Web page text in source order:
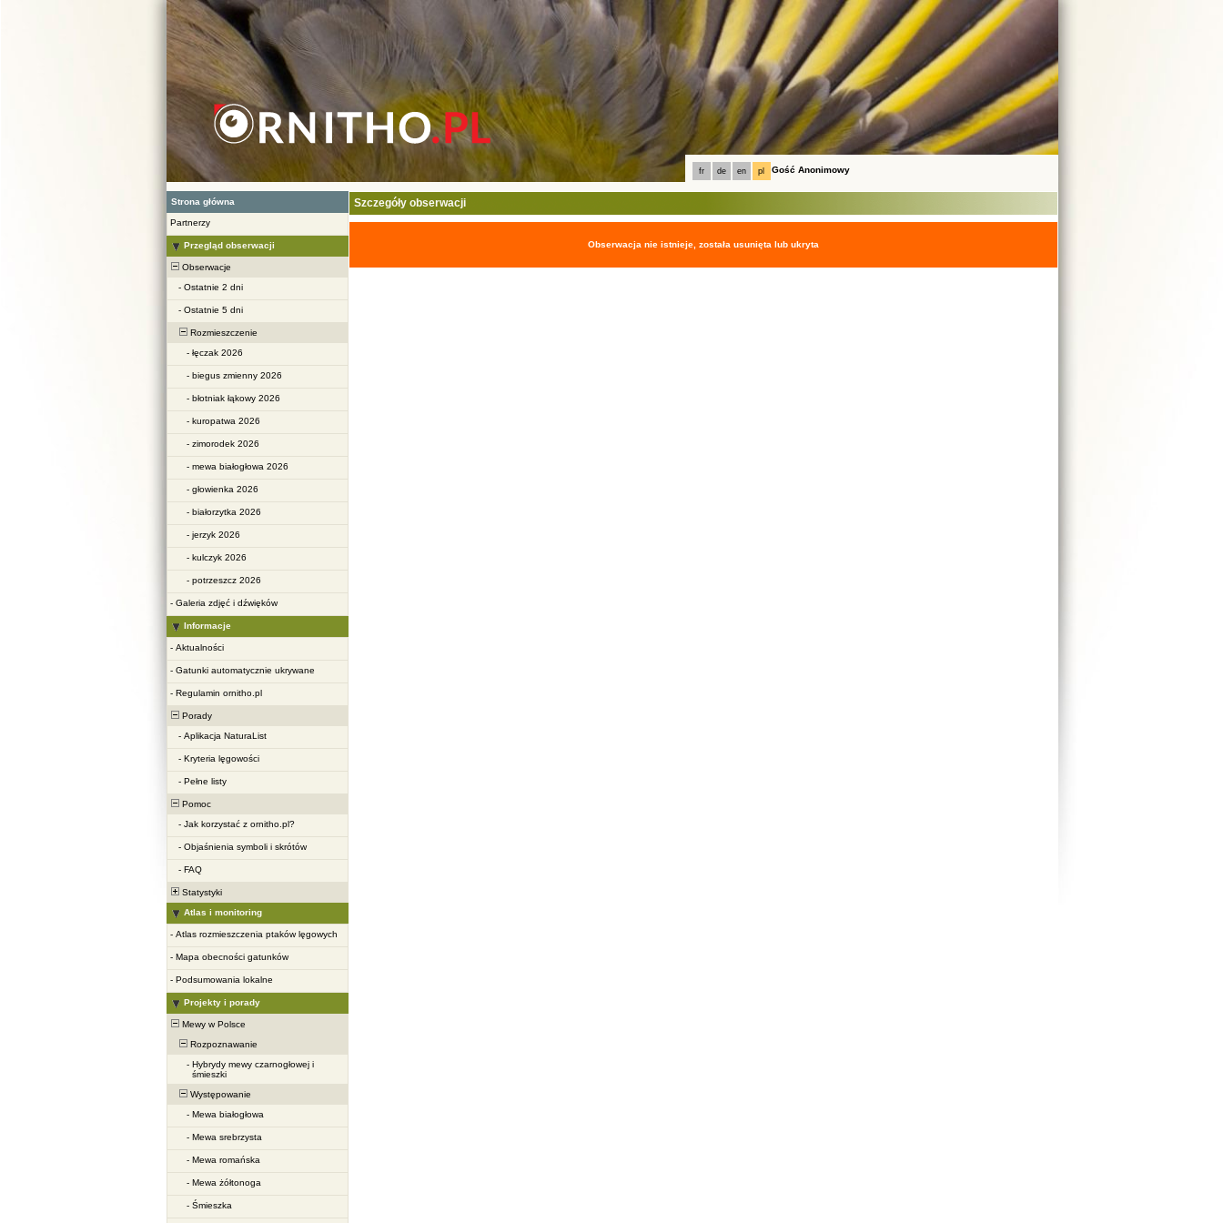
fr de en pl Gość Anonimowy
Strona główna
Partnerzy
Przegląd obserwacji
Obserwacje
- Ostatnie 2 dni
- Ostatnie 5 dni
Rozmieszczenie
- łęczak 2026
- biegus zmienny 2026
- błotniak łąkowy 2026
- kuropatwa 2026
- zimorodek 2026
- mewa białogłowa 2026
- głowienka 2026
- białorzytka 2026
- jerzyk 2026
- kulczyk 2026
- potrzeszcz 2026
- Galeria zdjęć i dźwięków
Informacje
- Aktualności
- Gatunki automatycznie ukrywane
- Regulamin ornitho.pl
Porady
- Aplikacja NaturaList
- Kryteria lęgowości
- Pełne listy
Pomoc
- Jak korzystać z ornitho.pl?
- Objaśnienia symboli i skrótów
- FAQ
Statystyki
Atlas i monitoring
- Atlas rozmieszczenia ptaków lęgowych
- Mapa obecności gatunków
- Podsumowania lokalne
Projekty i porady
Mewy w Polsce
Rozpoznawanie
- Hybrydy mewy czarnogłowej i
śmieszki
Występowanie
- Mewa białogłowa
- Mewa srebrzysta
- Mewa romańska
- Mewa żółtonoga
- Śmieszka
Szczegóły obserwacji
Obserwacja nie istnieje, została usunięta lub ukryta